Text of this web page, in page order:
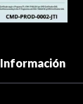
Información